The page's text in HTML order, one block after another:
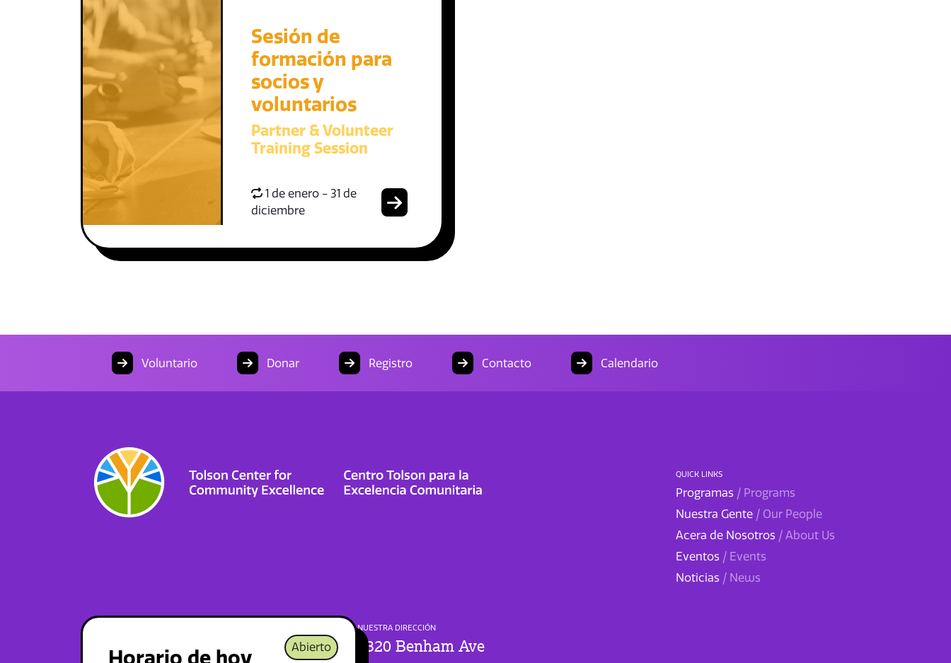
Sesión de
formación para
socios y
voluntarios
Partner & Volunteer
Training Session
1 de enero - 31 de
diciembre
Voluntario Donar Registro Contacto Calendario
Abierto
NUESTRA DIRECCIÓN
1320 Benham Ave
QUICK LINKS
Programas / Programs
Nuestra Gente / Our People
Acera de Nosotros / About Us
Eventos / Events
Noticias / News